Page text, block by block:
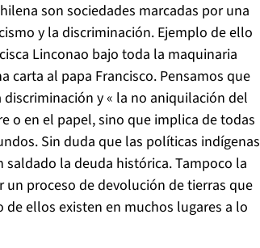
son sociedades marcadas por una
y la discriminación. Ejemplo de ello
Linconao bajo toda la maquinaria
carta al papa Francisco. Pensamos que
y « la no aniquilación del
o en el papel, sino que implica de todas
Sin duda que las políticas indígenas
la deuda histórica. Tampoco la
proceso de devolución de tierras que
ellos existen en muchos lugares a lo